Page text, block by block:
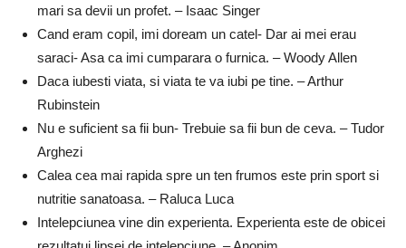
mari sa devii un profet. – Isaac Singer
Cand eram copil, imi doream un catel- Dar ai mei erau
saraci- Asa ca imi cumparara o furnica. – Woody Allen
Daca iubesti viata, si viata te va iubi pe tine. – Arthur
Rubinstein
Nu e suficient sa fii bun- Trebuie sa fii bun de ceva. – Tudor
Arghezi
Calea cea mai rapida spre un ten frumos este prin sport si
nutritie sanatoasa. – Raluca Luca
Intelepciunea vine din experienta. Experienta este de obicei